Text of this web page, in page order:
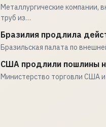
Металлургические компании,
труб из…
Бразилия продлила
Бразильская палата по
США продлили пошлины
Министерство торговли США